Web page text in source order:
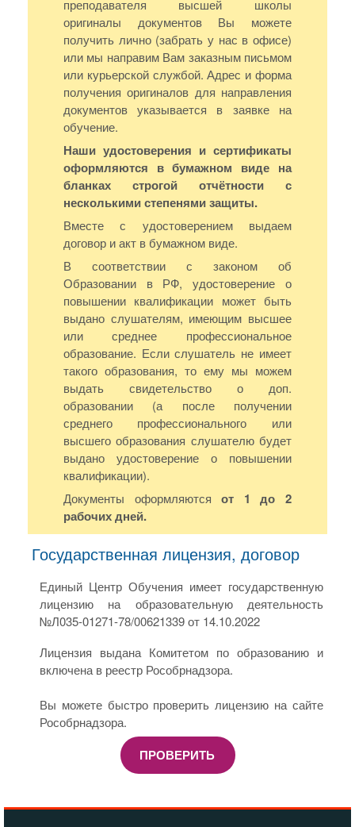
преподавателя высшей школы
оригиналы документов Вы можете
получить лично (забрать у нас в офисе)
или мы направим Вам заказным письмом
или курьерской службой. Адрес и форма
получения оригиналов для направления
документов указывается в заявке на
обучение.
Наши удостоверения и сертификаты
оформляются в бумажном виде на
бланках строгой отчётности с
несколькими степенями защиты.
Вместе с удостоверением выдаем
договор и акт в бумажном виде.
В соответствии с законом об
Образовании в РФ, удостоверение о
повышении квалификации может быть
выдано слушателям, имеющим высшее
или среднее профессиональное
образование. Если слушатель не имеет
такого образования, то ему мы можем
выдать свидетельство о доп.
образовании (а после получении
среднего профессионального или
высшего образования слушателю будет
выдано удостоверение о повышении
квалификации).
Документы оформляютсяот 1 до 2
рабочих дней.
Государственная лицензия, договор
Единый Центр Обучения имеет государственную
лицензию на образовательную деятельность
№Л035-01271-78/00621339 от 14.10.2022
Лицензия выдана Комитетом по образованию и
включена в реестр Рособрнадзора.
Вы можете быстро проверить лицензию на сайте
Рособрнадзора.
ПРОВЕРИТЬ